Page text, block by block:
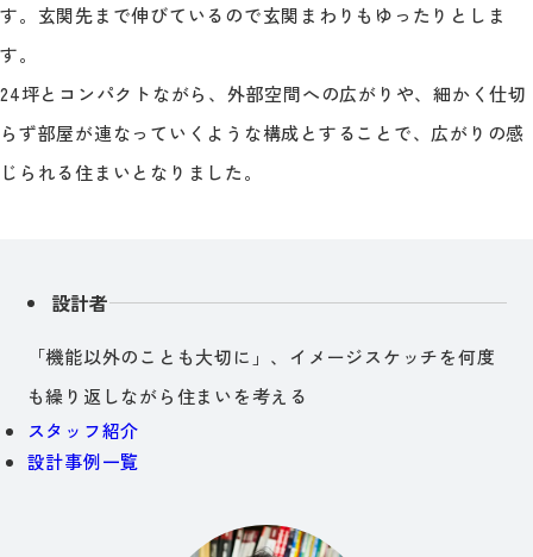
す。玄関先まで伸びているので玄関まわりもゆったりとしま
す。
24坪とコンパクトながら、外部空間への広がりや、細かく仕切
らず部屋が連なっていくような構成とすることで、広がりの感
じられる住まいとなりました。
設計者
「機能以外のことも大切に」、イメージスケッチを何度
も繰り返しながら住まいを考える
スタッフ紹介
設計事例一覧